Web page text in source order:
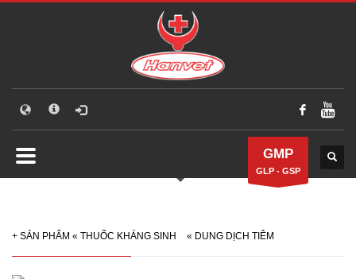
GMP
GLP - GSP
+ SẢN PHẨM « THUỐC KHÁNG SINH « DUNG DỊCH TIÊM